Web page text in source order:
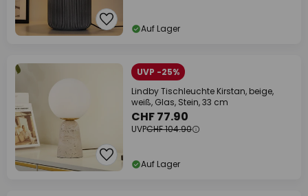
Auf Lager
UVP -25%
Lindby Tischleuchte Kirstan, beige,
weiß, Glas, Stein, 33 cm
CHF 77.90
UVPCHF 104.90
Auf Lager